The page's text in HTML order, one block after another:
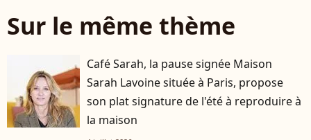
Sur le même thème
Café Sarah, la pause signée Maison
Sarah Lavoine située à Paris, propose
son plat signature de l'été à reproduire à
la maison